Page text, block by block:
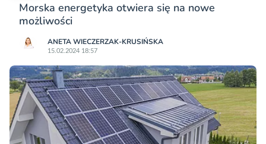
Morska energetyka otwiera się na nowe
możliwości
ANETA WIECZERZAK-KRUSIŃSKA
15.02.2024 18:57